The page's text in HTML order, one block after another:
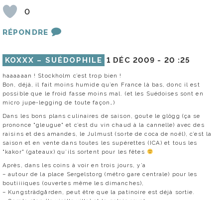
0
RÉPONDRE
KOXXX – SUÉDOPHILE 1 DÉC 2009 - 20 :25
haaaaaan ! Stockholm c’est trop bien !
Bon, déjà, il fait moins humide qu’en France là bas, donc il est
possible que le froid fasse moins mal. (et les Suédoises sont en
micro jupe-legging de toute façon…)
Dans les bons plans culinaires de saison, goute le glögg (ça se
prononce "gleugue" et c’est du vin chaud à la cannelle) avec des
raisins et des amandes, le Julmust (sorte de coca de noël), c’est la
saison et en vente dans toutes les supérettes (ICA) et tous les
"kakor" (gateaux) qu’ils sortent pour les fêtes
Après, dans les coins à voir en trois jours, y’a
– autour de la place Sergelstorg (métro gare centrale) pour les
boutiiiiques (ouvertes même les dimanches),
– Kungsträdgården, peut être que la patinoire est déjà sortie.